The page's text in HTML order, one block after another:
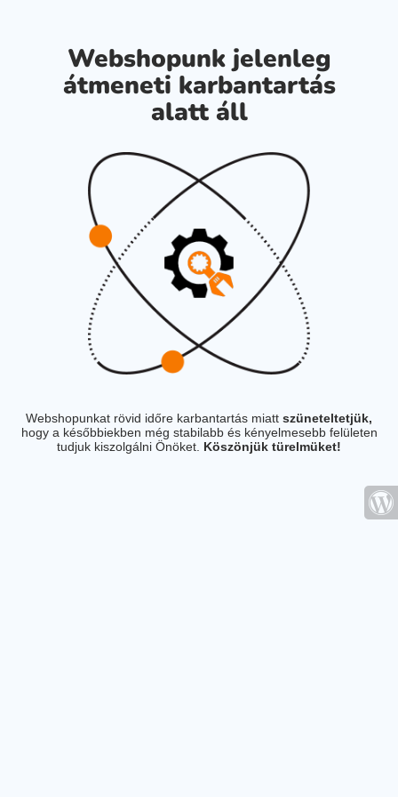
Webshopunk jelenleg
átmeneti karbantartás
alatt áll
Webshopunkat rövid időre karbantartás miatt szüneteltetjük,
hogy a későbbiekben még stabilabb és kényelmesebb felületen
tudjuk kiszolgálni Önöket. Köszönjük türelmüket!